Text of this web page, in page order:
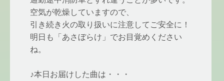
空気が乾燥していますので、
引き続き火の取り扱いに注意してご安全に！
明日も「あさぼらけ」でお目覚めください
ね。
♪本日お届けした曲は・・・